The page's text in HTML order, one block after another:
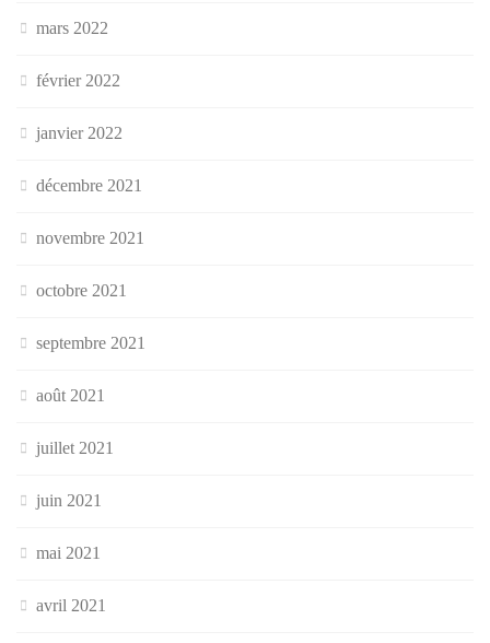
mars 2022
février 2022
janvier 2022
décembre 2021
novembre 2021
octobre 2021
septembre 2021
août 2021
juillet 2021
juin 2021
mai 2021
avril 2021